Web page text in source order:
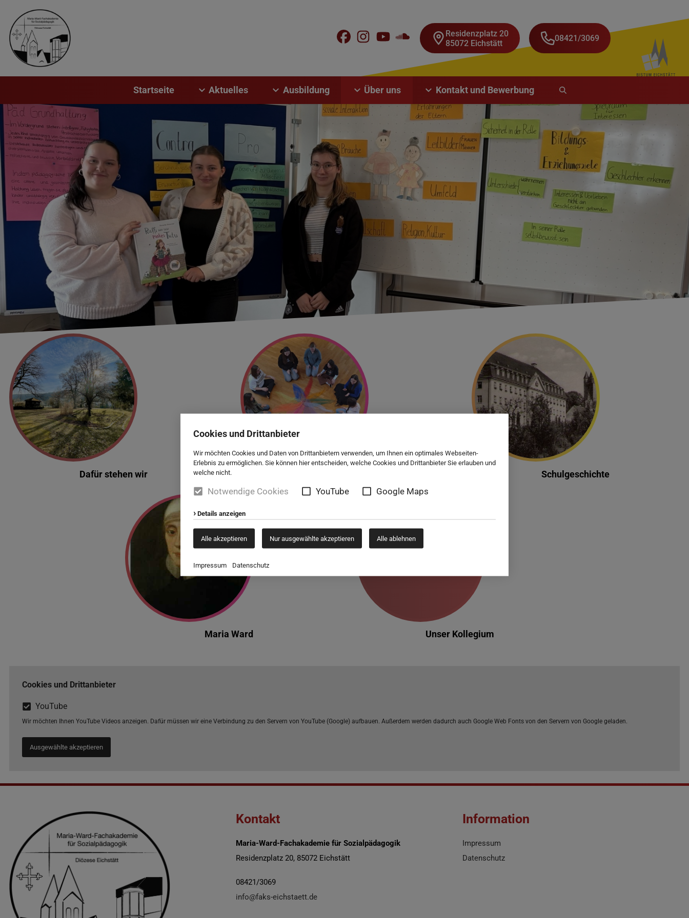
Cookies und Drittanbieter
Wir möchten Cookies und Daten von Drittanbietern verwenden, um Ihnen ein optimales Webseiten-
Erlebnis zu ermöglichen. Sie können hier entscheiden, welche Cookies und Drittanbieter Sie erlauben und
welche nicht.
Notwendige Cookies YouTube Google Maps
Details anzeigen
Alle akzeptieren Nur ausgewählte akzeptieren Alle ablehnen
Impressum Datenschutz
Residenzplatz 20
85072 Eichstätt
08421/3069
Startseite Aktuelles Ausbildung Über uns Kontakt und Bewerbung
Dafür stehen wir Schulgeschichte
Maria Ward Unser Kollegium
Cookies und Drittanbieter
YouTube
Wir möchten Ihnen YouTube Videos anzeigen. Dafür müssen wir eine Verbindung zu den Servern von YouTube (Google) aufbauen. Außerdem werden dadurch auch Google Web Fonts von den Servern von Google geladen.
Ausgewählte akzeptieren
Kontakt
Maria-Ward-Fachakademie für Sozialpädagogik
Residenzplatz 20, 85072 Eichstätt
08421/3069
info@faks-eichstaett.de
Information
Impressum
Datenschutz